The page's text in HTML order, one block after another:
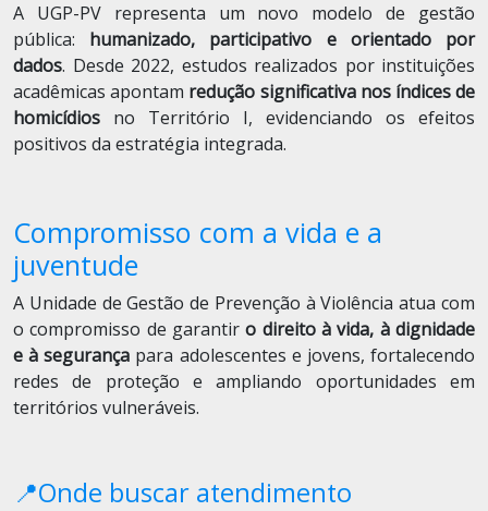
A UGP-PV representa um novo modelo de gestão
pública: humanizado, participativo e orientado por
dados. Desde 2022, estudos realizados por instituições
acadêmicas apontam redução significativa nos índices de
homicídios no Território I, evidenciando os efeitos
positivos da estratégia integrada.
Compromisso com a vida e a
juventude
A Unidade de Gestão de Prevenção à Violência atua com
o compromisso de garantiro direito à vida, à dignidade
e à segurança para adolescentes e jovens, fortalecendo
redes de proteção e ampliando oportunidades em
territórios vulneráveis.
📍Onde buscar atendimento